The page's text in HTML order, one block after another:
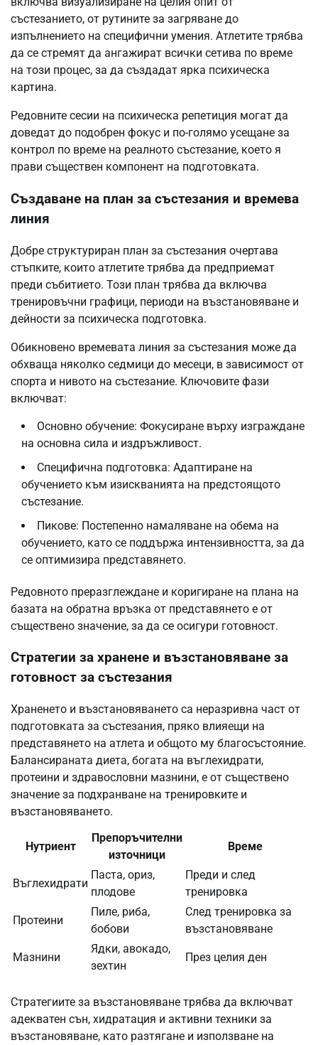
състезанието, от рутините за загряване до
изпълнението на специфични умения. Атлетите трябва
да се стремят да ангажират всички сетива по време
на този процес, за да създадат ярка психическа
картина.
Редовните сесии на психическа репетиция могат да
доведат до подобрен фокус и по-голямо усещане за
контрол по време на реалното състезание, което я
прави съществен компонент на подготовката.
Създаване на план за състезания и времева
линия
Добре структуриран план за състезания очертава
стъпките, които атлетите трябва да предприемат
преди събитието. Този план трябва да включва
тренировъчни графици, периоди на възстановяване и
дейности за психическа подготовка.
Обикновено времевата линия за състезания може да
обхваща няколко седмици до месеци, в зависимост от
спорта и нивото на състезание. Ключовите фази
включват:
Основно обучение: Фокусиране върху изграждане
на основна сила и издръжливост.
Специфична подготовка: Адаптиране на
обучението към изискванията на предстоящото
състезание.
Пикове: Постепенно намаляване на обема на
обучението, като се поддържа интензивността, за да
се оптимизира представянето.
Редовното преразглеждане и коригиране на плана на
базата на обратна връзка от представянето е от
съществено значение, за да се осигури готовност.
Стратегии за хранене и възстановяване за
готовност за състезания
Храненето и възстановяването са неразривна част от
подготовката за състезания, пряко влияещи на
представянето на атлета и общото му благосъстояние.
Балансираната диета, богата на въглехидрати,
протеини и здравословни мазнини, е от съществено
значение за подхранване на тренировките и
възстановяването.
Нутриент
Препоръчителни
източници
Време
Въглехидрати
Паста, ориз,
плодове
Преди и след
тренировка
Протеини
Пиле, риба,
бобови
След тренировка за
възстановяване
Мазнини
Ядки, авокадо,
зехтин
През целия ден
Стратегиите за възстановяване трябва да включват
адекватен сън, хидратация и активни техники за
възстановяване, като разтягане и използване на